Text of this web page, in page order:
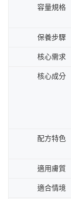
容量規格
保養步驟
核心需求
核心成分
配方特色
適用膚質
適合情境